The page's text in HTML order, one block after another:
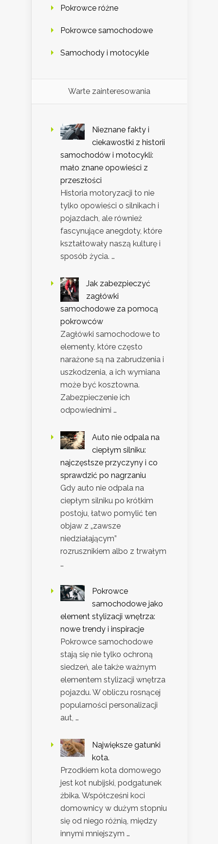
Pokrowce różne
Pokrowce samochodowe
Samochody i motocykle
Warte zainteresowania
Nieznane fakty i
ciekawostki z historii
samochodów i motocykli:
mało znane opowieści z
przeszłości
Historia motoryzacji to nie
tylko opowieści o silnikach i
pojazdach, ale również
fascynujące anegdoty, które
kształtowały naszą kulturę i
sposób życia. …
Jak zabezpieczyć
zagłówki
samochodowe za pomocą
pokrowców
Zagłówki samochodowe to
elementy, które często
narażone są na zabrudzenia i
uszkodzenia, a ich wymiana
może być kosztowna.
Zabezpieczenie ich
odpowiednimi …
Auto nie odpala na
ciepłym silniku:
najczęstsze przyczyny i co
sprawdzić po nagrzaniu
Gdy auto nie odpala na
ciepłym silniku po krótkim
postoju, łatwo pomylić ten
objaw z „zawsze
niedziałającym”
rozrusznikiem albo z trwałym
…
Pokrowce
samochodowe jako
element stylizacji wnętrza:
nowe trendy i inspiracje
Pokrowce samochodowe
stają się nie tylko ochroną
siedzeń, ale także ważnym
elementem stylizacji wnętrza
pojazdu. W obliczu rosnącej
popularności personalizacji
aut, …
Największe gatunki
kota.
Przodkiem kota domowego
jest kot nubijski, podgatunek
żbika. Współcześni koci
domownicy w dużym stopniu
się od niego różnią, między
innymi mniejszym …